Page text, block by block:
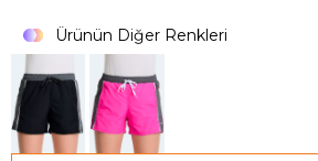
Ürünün Diğer Renkleri